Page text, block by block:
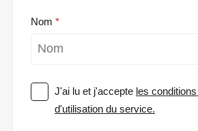
Nom
J'ai lu et j'accepte les
d'utilisation du service.